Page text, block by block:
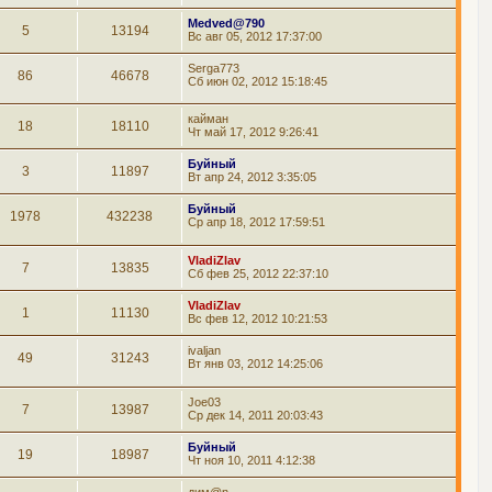
5 13194
Medved@790
Вс авг 05, 2012 17:37:00
86 46678
Serga773
Сб июн 02, 2012 15:18:45
18 18110
кайман
Чт май 17, 2012 9:26:41
3 11897
Буйный
Вт апр 24, 2012 3:35:05
1978 432238
Буйный
Ср апр 18, 2012 17:59:51
7 13835
VladiZlav
Сб фев 25, 2012 22:37:10
1 11130
VladiZlav
Вс фев 12, 2012 10:21:53
49 31243
ivaljan
Вт янв 03, 2012 14:25:06
7 13987
Joe03
Ср дек 14, 2011 20:03:43
19 18987
Буйный
Чт ноя 10, 2011 4:12:38